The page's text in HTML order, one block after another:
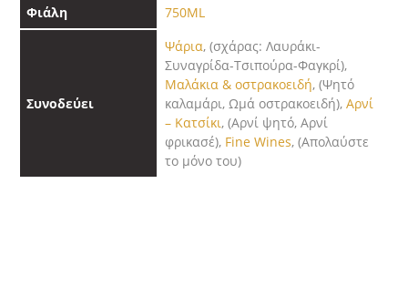
Φιάλη
750ML
Συνοδεύει
Ψάρια, (σχάρας: Λαυράκι-
Συναγρίδα-Τσιπούρα-Φαγκρί),
Μαλάκια & οστρακοειδή, (Ψητό
καλαμάρι, Ωμά οστρακοειδή), Αρνί
– Κατσίκι, (Αρνί ψητό, Αρνί
φρικασέ), Fine Wines, (Απολαύστε
το μόνο του)